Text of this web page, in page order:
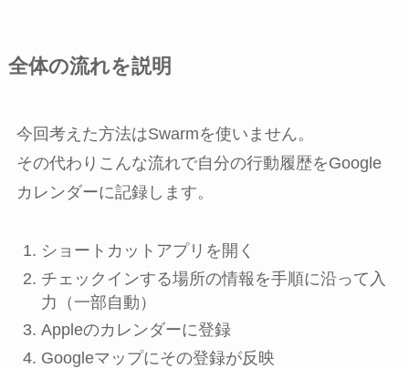
全体の流れを説明
今回考えた方法はSwarmを使いません。
その代わりこんな流れで自分の行動履歴をGoogle
カレンダーに記録します。
ショートカットアプリを開く
チェックインする場所の情報を手順に沿って入
力（一部自動）
Appleのカレンダーに登録
Googleマップにその登録が反映